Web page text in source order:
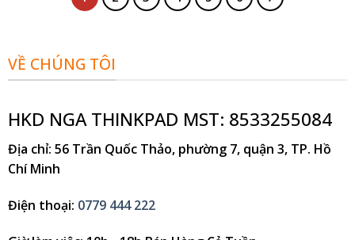
VỀ CHÚNG TÔI
HKD NGA THINKPAD MST: 8533255084
Địa chỉ: 56 Trần Quốc Thảo, phường 7, quận 3, TP. Hồ
Chí Minh
Điện thoại: 0779 444 222